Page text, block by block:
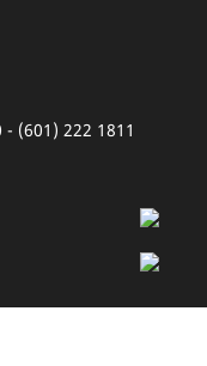
(601) 222 1811